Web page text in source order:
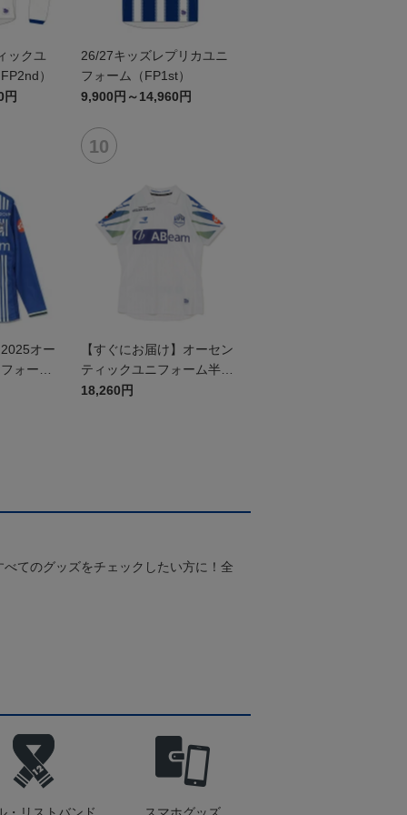
ックユ
）
円
26/27キッズレプリカユニ
フォーム（FP1st）
9,900円～14,960円
オー
ォーム
【すぐにお届け】オーセン
ティックユニフォーム半袖
（2026百年構想リーグ）F
18,260円
てのグッズをチェックしたい方に！全